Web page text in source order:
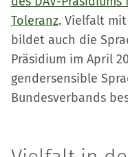
Toleranz. Vielfalt
bildet auch die
Präsidium im April
gendersensible
Bundesverbands